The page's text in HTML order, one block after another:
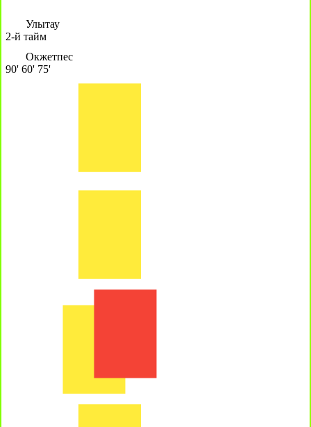
Улытау
2-й тайм
Окжетпес
90' 60' 75'